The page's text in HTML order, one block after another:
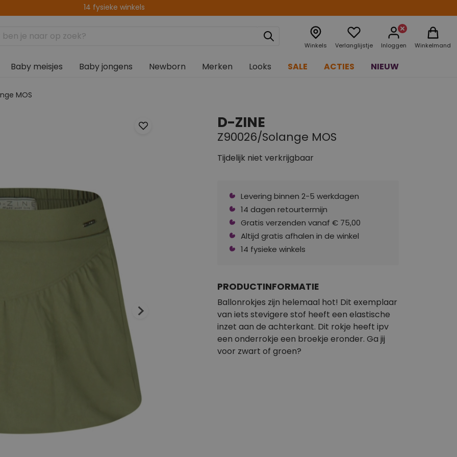
Gratis verzenden vanaf € 75,00
Winkels Verlanglijstje Inloggen Winkelmand
Baby meisjes Baby jongens Newborn Merken Looks SALE ACTIES NIEUW
MOS
D-ZINE
Z90026/Solange MOS
Tijdelijk niet verkrijgbaar
Levering binnen 2-5 werkdagen
14 dagen retourtermijn
Gratis verzenden vanaf € 75,00
Altijd gratis afhalen in de winkel
14 fysieke winkels
PRODUCTINFORMATIE
Ballonrokjes zijn helemaal hot! Dit exemplaar
van iets stevigere stof heeft een elastische
inzet aan de achterkant. Dit rokje heeft ipv
een onderrokje een broekje eronder. Ga jij
voor zwart of groen?